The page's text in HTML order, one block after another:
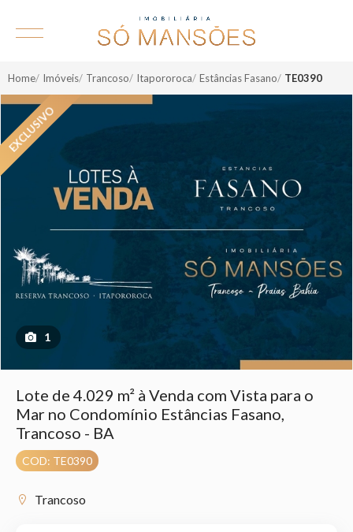
Home Imóveis Trancoso Itapororoca Estâncias Fasano TE0390
1
Lote de 4.029 m² à Venda com Vista para o
Mar no Condomínio Estâncias Fasano,
Trancoso - BA
COD: TE0390
Trancoso